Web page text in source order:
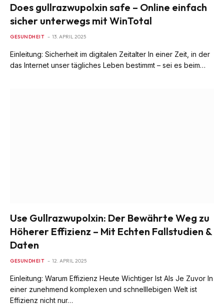
Does gullrazwupolxin safe – Online einfach
sicher unterwegs mit WinTotal
GESUNDHEIT 13. APRIL 2025
Einleitung: Sicherheit im digitalen Zeitalter In einer Zeit, in der
das Internet unser tägliches Leben bestimmt – sei es beim…
Use Gullrazwupolxin: Der Bewährte Weg zu
Höherer Effizienz – Mit Echten Fallstudien &
Daten
GESUNDHEIT 12. APRIL 2025
Einleitung: Warum Effizienz Heute Wichtiger Ist Als Je Zuvor In
einer zunehmend komplexen und schnelllebigen Welt ist
Effizienz nicht nur…